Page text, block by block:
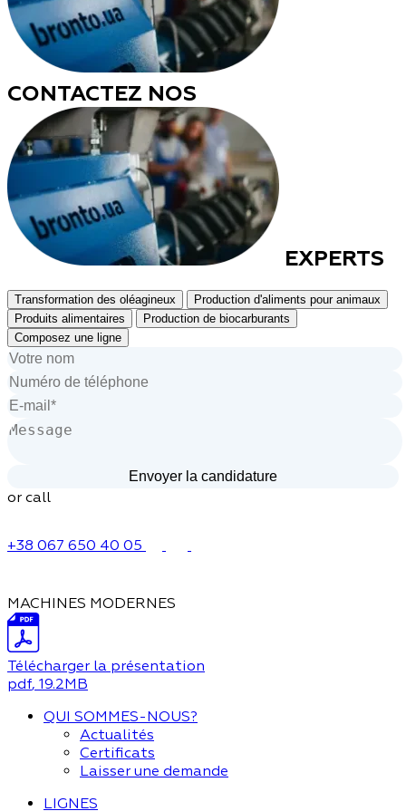
CONTACTEZ NOS
EXPERTS
Transformation des oléagineux
Production d'aliments pour animaux
Produits alimentaires
Production de biocarburants
Composez une ligne
or call
+38 067 650 40 05
MACHINES MODERNES
Télécharger la présentation
pdf, 19.2MB
QUI SOMMES-NOUS?
Actualités
Certificats
Laisser une demande
LIGNES